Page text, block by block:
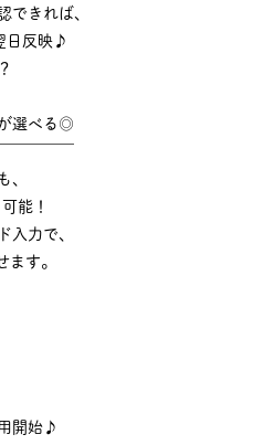
できれば、
日反映♪
選べる◎
、
能！
入力で、
ます。
開始♪